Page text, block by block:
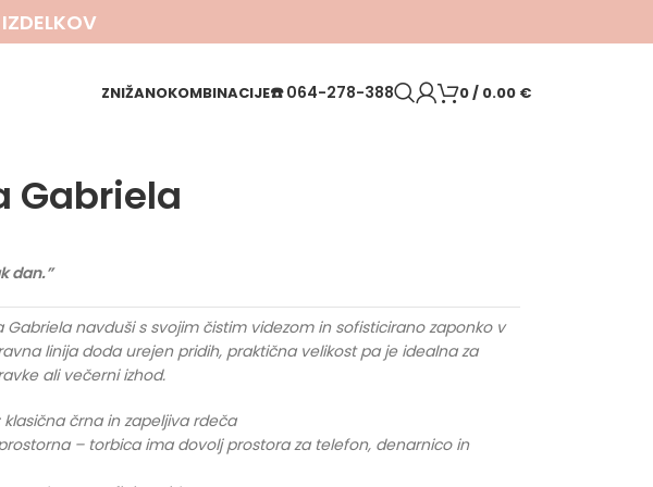
ZNIŽANOKOMBINACIJE☎️064-278-388 0/ 0.00 €
Gabriela
dan.”
Gabriela navduši s svojim čistim videzom in sofisticirano zaponko v
linija doda urejen pridih, praktična velikost pa je idealna za
ali večerni izhod.
črna in zapeljiva rdeča
– torbica ima dovolj prostora za telefon, denarnico in